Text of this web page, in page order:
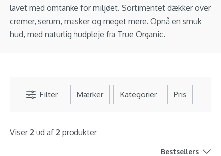
lavet med omtanke for miljøet. Sortimentet dækker over
cremer, serum, masker og meget mere. Opnå en smuk
hud, med naturlig hudpleje fra True Organic.
Filter Mærker Kategorier Pris
Viser 2 ud af 2 produkter
Bestsellers